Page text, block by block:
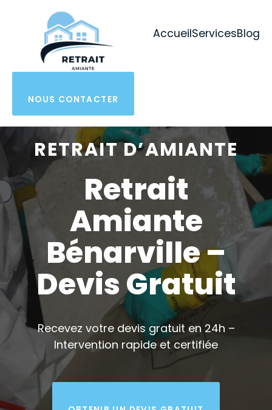
AccueilServicesBlog
NOUS CONTACTER
RETRAIT D’AMIANTE
Retrait
Amiante
Bénarville –
Devis Gratuit
Recevez votre devis gratuit en 24h –
Intervention rapide et certifiée